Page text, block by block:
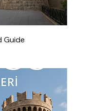
Guide